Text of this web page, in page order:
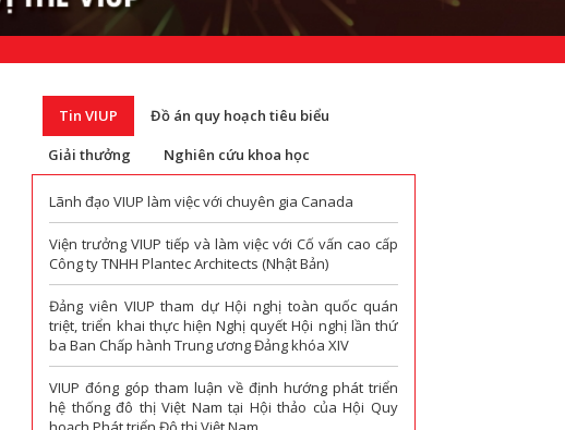
Tin VIUP
Đồ án quy hoạch tiêu biểu
Giải thưởng
Nghiên cứu khoa học
Lãnh đạo VIUP làm việc với chuyên gia Canada
Viện trưởng VIUP tiếp và làm việc với Cố vấn cao cấp
Công ty TNHH Plantec Architects (Nhật Bản)
Đảng viên VIUP tham dự Hội nghị toàn quốc quán
triệt, triển khai thực hiện Nghị quyết Hội nghị lần thứ
ba Ban Chấp hành Trung ương Đảng khóa XIV
VIUP đóng góp tham luận về định hướng phát triển
hệ thống đô thị Việt Nam tại Hội thảo của Hội Quy